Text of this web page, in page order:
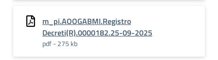
m_pi.AOOGABMI.Registro
Decreti(R).0000182.25-09-2025
pdf - 275 kb